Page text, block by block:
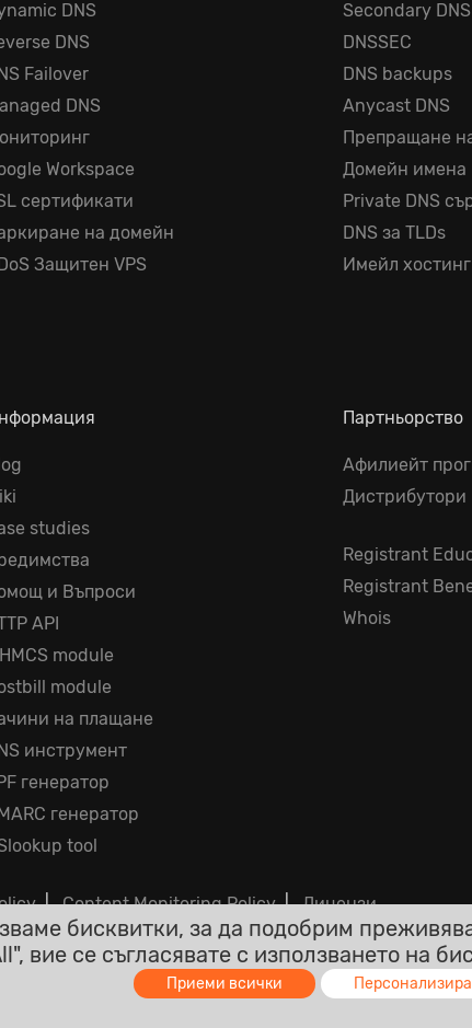
DNS
DNS
Failover
DNS
Workspace
сертификати
на домейн
Защитен VPS
Secondary DNS
DNSSEC
DNS backups
Anycast DNS
Препращане
Домейн имена
Private DNS
DNS за TLDs
Имейл хостинг
studies
и Въпроси
API
module
module
на плащане
инструмент
генератор
генератор
tool
Партньорство
Афилиейт
Дистрибутори
Registrant
Registrant
Whois
|Content Monitoring Policy|Лицензи
Всички цени са крайни с включен ДДС. Без
бисквитки, за да подобрим
вие се съгласявате с използването на
Приеми всички